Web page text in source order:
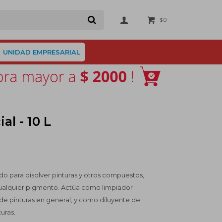
UNIDAD EMPRESARIAL
$0
- 10 L
para disolver pinturas y otros compuestos,
pigmento. Actúa como limpiador
pinturas en general, y como diluyente de